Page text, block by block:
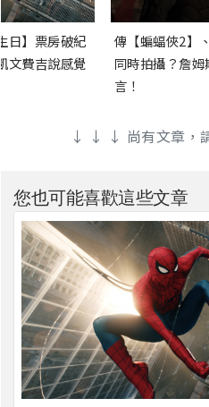
日】票房破紀
文費吉說感覺
傳【蝙蝠俠2】
同時拍攝？詹
言！
↓ ↓ ↓ 尚有文章，
您也可能喜歡這些文章